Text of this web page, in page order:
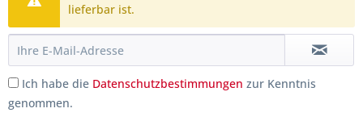
lieferbar ist.
Ich habe die Datenschutzbestimmungen zur Kenntnis
genommen.